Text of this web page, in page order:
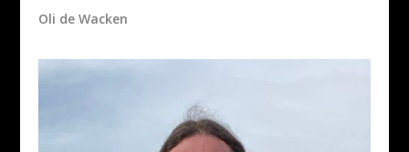
Oli de Wacken